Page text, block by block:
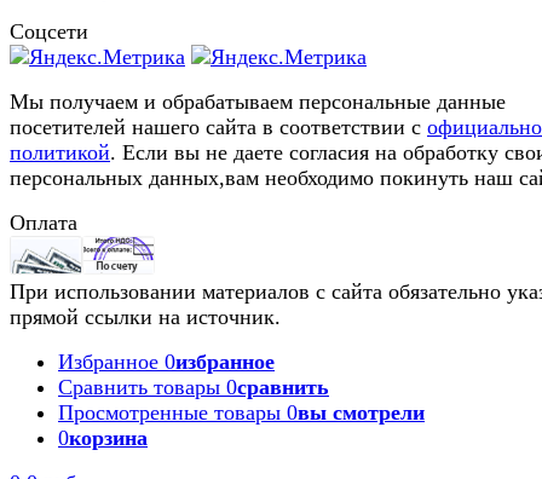
Соцсети
Мы получаем и обрабатываем персональные данные
посетителей нашего сайта в соответствии с
политикой. Если вы не даете согласия на обработку
персональных данных,вам необходимо покинуть наш
Оплата
При использовании материалов с сайта обязательно
прямой ссылки на источник.
Избранное 0избранное
Сравнить товары 0сравнить
Просмотренные товары 0вы смотрели
0корзина